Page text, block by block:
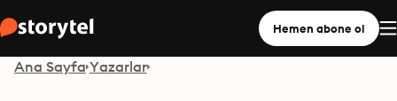
Hemen abone ol
Ana Sayfa Yazarlar